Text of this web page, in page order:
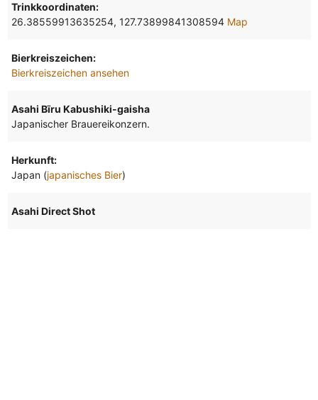
Trinkkoordinaten:
26.38559913635254, 127.73899841308594 Map
Bierkreiszeichen:
Bierkreiszeichen ansehen
Asahi Bīru Kabushiki-gaisha
Japanischer Brauereikonzern.
Herkunft:
Japan (japanisches Bier)
Asahi Direct Shot